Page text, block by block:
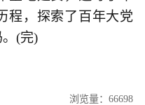
程，探索了百年大党
(完)
浏览量：66698